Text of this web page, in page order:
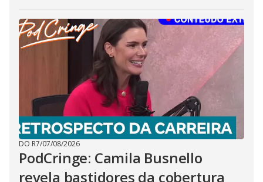
DO R7/07/08/2026
PodCringe: Camila Busnello
revela bastidores da cobertura